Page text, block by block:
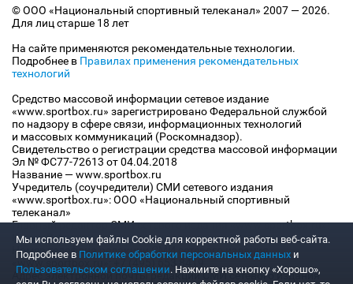
© ООО «Национальный спортивный телеканал» 2007 — 2026.
Для лиц старше 18 лет
На сайте применяются рекомендательные технологии.
Подробнее в Правилах применения рекомендательных
технологий
Средство массовой информации сетевое издание
«www.sportbox.ru» зарегистрировано Федеральной службой
по надзору в сфере связи, информационных технологий
и массовых коммуникаций (Роскомнадзор).
Свидетельство о регистрации средства массовой информации
Эл № ФС77-72613 от 04.04.2018
Название — www.sportbox.ru
Учредитель (соучредители) СМИ сетевого издания
«www.sportbox.ru»: ООО «Национальный спортивный
телеканал»
Главный редактор СМИ сетевого издания «www.sportbox.ru»:
Конов В.А.
Номер телефона редакции СМИ сетевого издания
«www.sportbox.ru»: +7 (495) 653 8419
Адрес электронной почты редакции СМИ сетевого издания
Мы используем файлы Сookie для корректной работы веб-сайта.
Подробнее в Политике обработки персональных данных и
Пользовательском соглашении. Нажмите на кнопку «Хорошо»,